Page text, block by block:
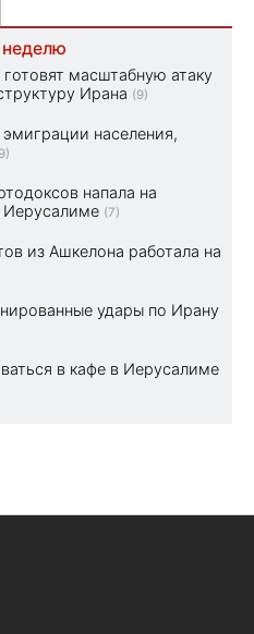
масштабную атаку
Ирана (9)
населения,
напала на
(7)
из Ашкелона работала на
удары по Ирану
в кафе в Иерусалиме